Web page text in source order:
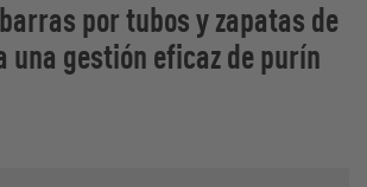
por tubos y zapatas de
gestión eficaz de purín